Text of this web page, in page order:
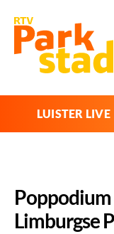
LUISTER LIVE
Limburgse